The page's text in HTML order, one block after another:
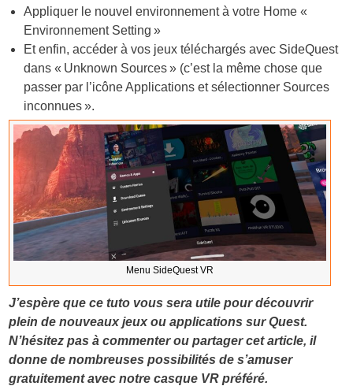
Appliquer le nouvel environnement à votre Home «
Environnement Setting »
Et enfin, accéder à vos jeux téléchargés avec SideQuest
dans « Unknown Sources » (c’est la même chose que
passer par l’icône Applications et sélectionner Sources
inconnues ».
Menu SideQuest VR
J’espère que ce tuto vous sera utile pour découvrir
plein de nouveaux jeux ou applications sur Quest.
N’hésitez pas à commenter ou partager cet article, il
donne de nombreuses possibilités de s’amuser
gratuitement avec notre casque VR préféré.